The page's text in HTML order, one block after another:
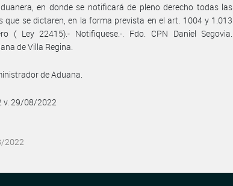
en donde se notificará de pleno derecho todas las
que se dictaren, en la forma prevista en el art. 1004 y 1.013
( Ley 22415).- Notifiquese.-. Fdo. CPN Daniel Segovia.
de Villa Regina.
de Aduana.
v. 29/08/2022
2022